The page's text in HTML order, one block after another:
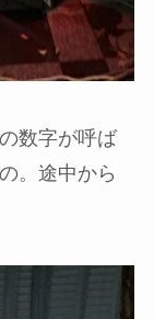
数字が呼ば
。途中から